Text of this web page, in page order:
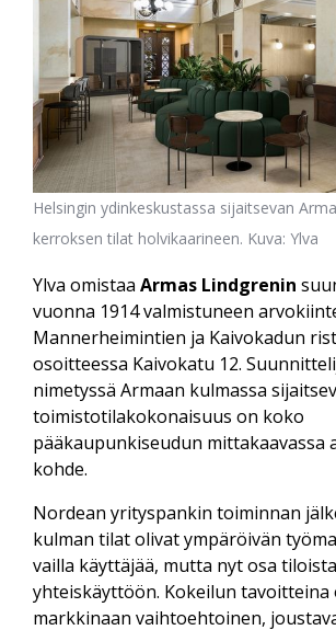
Helsingin ydinkeskustassa sijaitsevan
kerroksen tilat holvikaarineen. Kuva: Ylva
Ylva omistaa Armas Lindgrenin
vuonna 1914 valmistuneen
Mannerheimintien ja Kaivokadun
osoitteessa Kaivokatu 12.
nimetyssä Armaan kulmassa
toimistotilakokonaisuus on koko
pääkaupunkiseudun mittakaavassa
kohde.
Nordean yrityspankin toiminnan
kulman tilat olivat ympäröivän
vailla käyttäjää, mutta nyt osa
yhteiskäyttöön. Kokeilun tavoitteina
markkinaan vaihtoehtoinen,